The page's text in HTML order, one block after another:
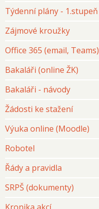
Týdenní plány - 1.stupeň
Zájmové kroužky
Office 365 (email, Teams)
Bakaláři (online ŽK)
Bakaláři - návody
Žádosti ke stažení
Výuka online (Moodle)
Robotel
Řády a pravidla
SRPŠ (dokumenty)